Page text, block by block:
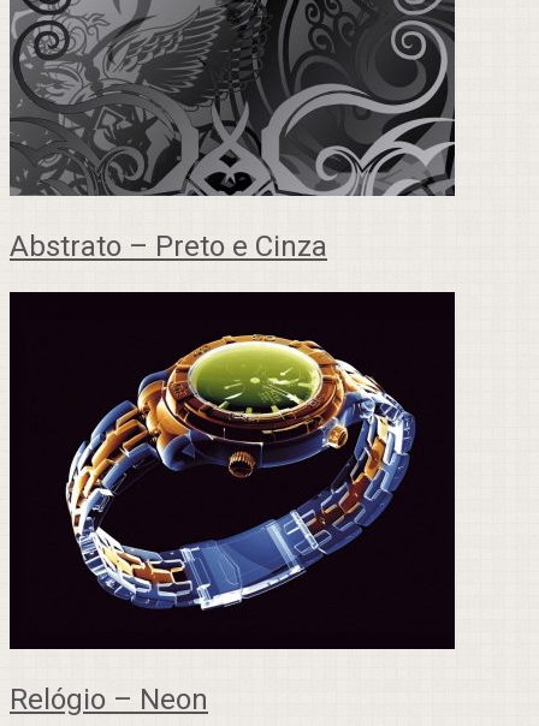
Abstrato – Preto e Cinza
Relógio – Neon